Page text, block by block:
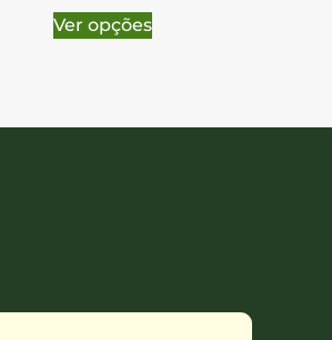
Ver opções